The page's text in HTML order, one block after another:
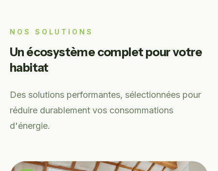
NOS SOLUTIONS
Un écosystème complet pour votre
habitat
Des solutions performantes, sélectionnées pour
réduire durablement vos consommations
d'énergie.